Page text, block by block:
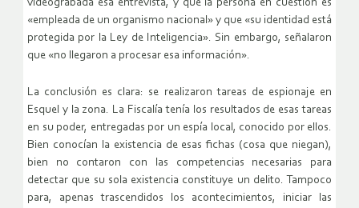
videograbada esa entrevista, y que la persona en cuestión es
«empleada de un organismo nacional» y que «su identidad está
protegida por la Ley de Inteligencia». Sin embargo, señalaron
que «no llegaron a procesar esa información».
La conclusión es clara: se realizaron tareas de espionaje en
Esquel y la zona. La Fiscalía tenía los resultados de esas tareas
en su poder, entregadas por un espía local, conocido por ellos.
Bien conocían la existencia de esas fichas (cosa que niegan),
bien no contaron con las competencias necesarias para
detectar que su sola existencia constituye un delito. Tampoco
para, apenas trascendidos los acontecimientos, iniciar las